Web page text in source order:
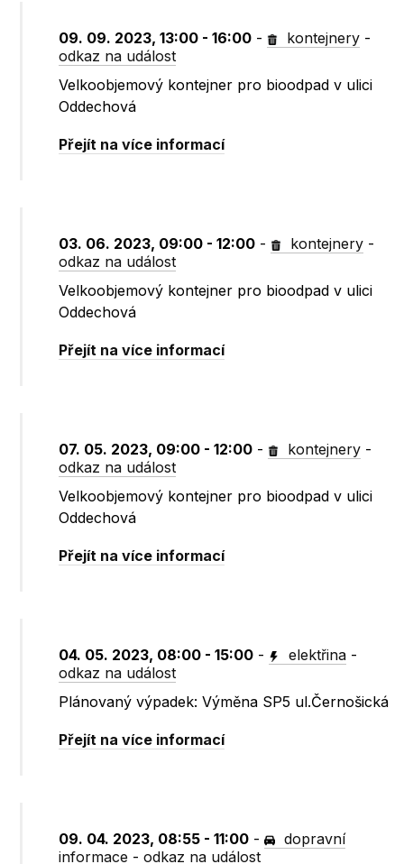
09. 09. 2023, 13:00 - 16:00 - kontejnery -
odkaz na událost
Velkoobjemový kontejner pro bioodpad v ulici
Oddechová
Přejít na více informací
03. 06. 2023, 09:00 - 12:00 - kontejnery -
odkaz na událost
Velkoobjemový kontejner pro bioodpad v ulici
Oddechová
Přejít na více informací
07. 05. 2023, 09:00 - 12:00 - kontejnery -
odkaz na událost
Velkoobjemový kontejner pro bioodpad v ulici
Oddechová
Přejít na více informací
04. 05. 2023, 08:00 - 15:00 - elektřina -
odkaz na událost
Plánovaný výpadek: Výměna SP5 ul.Černošická
Přejít na více informací
09. 04. 2023, 08:55 - 11:00 -
dopravní
informace -odkaz na událost